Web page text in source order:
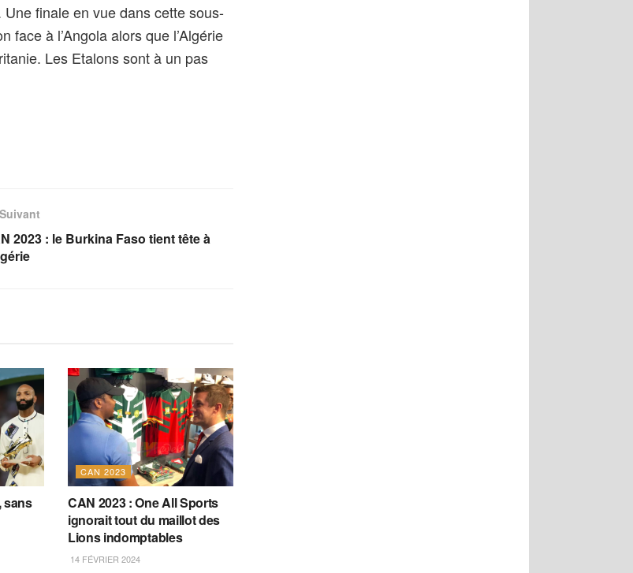
finale en vue dans cette sous-
face à l’Angola alors que l’Algérie
Les Etalons sont à un pas
2023 : le Burkina Faso tient tête à
sans
CAN 2023
CAN 2023 : One All Sports
ignorait tout du maillot des
Lions indomptables
14 FÉVRIER 2024